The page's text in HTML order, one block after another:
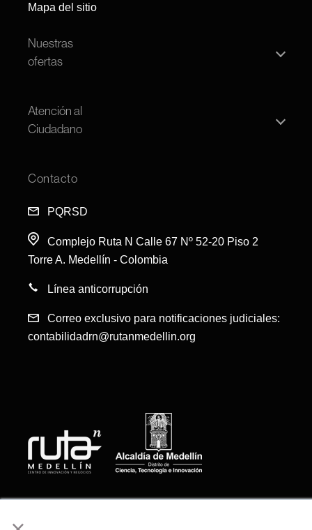
Mapa del sitio
Nuestras
ofertas
Convocatoria pública
Open House
Atención al
Ciudadano
PQRSD
Contacto
PQRSD
Complejo Ruta N Calle 67 Nº 52-20 Piso 2
Torre A. Medellín - Colombia
Línea anticorrupción
Correo exclusivo para notificaciones judiciales:
contabilidadrn@rutanmedellin.org